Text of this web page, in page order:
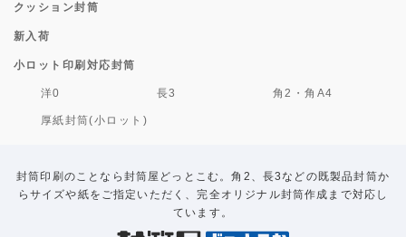
クッション封筒
新入荷
小ロット印刷対応封筒
洋0 長3 角2・角A4
厚紙封筒(小ロット)
封筒印刷のことなら封筒屋どっとこむ。角2、長3などの既製品封筒か
らサイズや紙をご指定いただく、完全オリジナル封筒作成まで対応し
ています。